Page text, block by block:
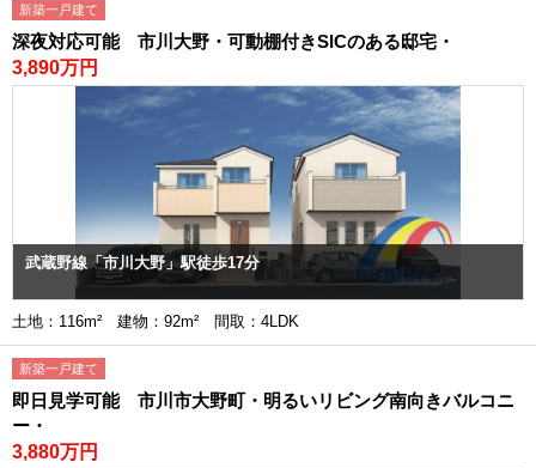
新築一戸建て
深夜対応可能 市川大野・可動棚付きSICのある邸宅・
3,890万円
武蔵野線「市川大野」駅徒歩17分
土地：116m² 建物：92m² 間取：4LDK
新築一戸建て
即日見学可能 市川市大野町・明るいリビング南向きバルコニ
ー・
3,880万円